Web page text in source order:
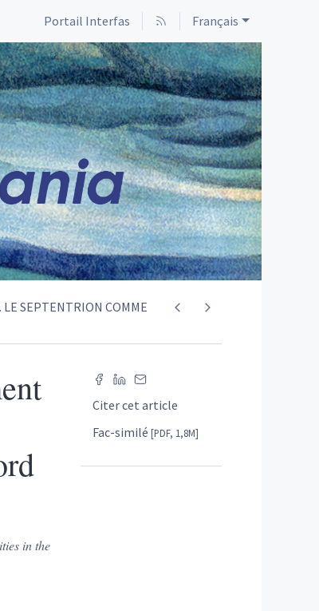
Portail Interfas Français
LE SEPTENTRION COMME
Citer cet article
Fac-similé [PDF, 1,8M]
in the